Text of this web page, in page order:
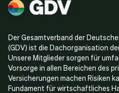
Der Gesamtverband der
(GDV) ist die Dachorganisation
Unsere Mitglieder sorgen für
Vorsorge in allen Bereichen des
Versicherungen machen Risiken
Fundament für wirtschaftliches